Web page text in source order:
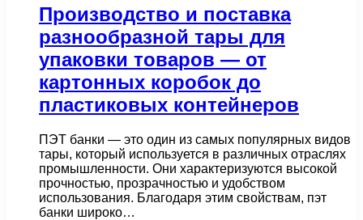
Производство и поставка
разнообразной тары для
упаковки товаров — от
картонных коробок до
пластиковых контейнеров
ПЭТ банки — это один из самых популярных видов
тары, который используется в различных отраслях
промышленности. Они характеризуются высокой
прочностью, прозрачностью и удобством
использования. Благодаря этим свойствам, пэт
банки широко…